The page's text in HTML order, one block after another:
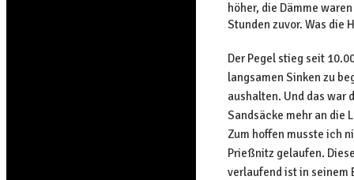
höher, die Dämme
Stunden zuvor. Was die
Der Pegel stieg seit
langsamen Sinken zu
aushalten. Und das war
Sandsäcke mehr an die
Zum hoffen musste ich
Prießnitz gelaufen.
verlaufend ist in seinem